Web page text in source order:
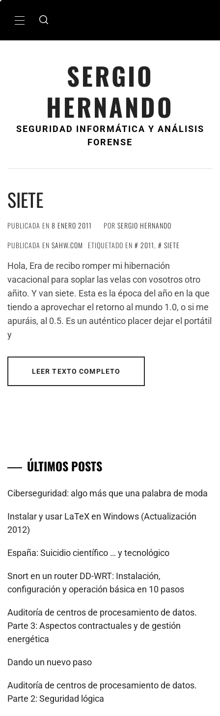
MenÃº
SERGIO
HERNANDO
SEGURIDAD INFORMÁTICA Y ANÁLISIS
FORENSE
SIETE
PUBLICADA EN 8 ENERO 2011 POR SERGIO HERNANDO
PUBLICADA EN SAHW.COM ETIQUETADO EN 2011,
SIETE
Hola, Era de recibo romper mi hibernación
vacacional para soplar las velas con vosotros otro
añito. Y van siete. Esta es la época del año en la que
tiendo a aprovechar el retorno al mundo 1.0, o si me
apuráis, al 0.5. Es un auténtico placer dejar el portátil
y
LEER TEXTO COMPLETO
ÚLTIMOS POSTS
Ciberseguridad: algo más que una palabra de moda
Instalar y usar LaTeX en Windows (Actualización
2012)
España: Suicidio científico … y tecnológico
Snort en un router DD-WRT: Instalación,
configuración y operación básica en 10 pasos
Auditoría de centros de procesamiento de datos.
Parte 3: Aspectos contractuales y de gestión
energética
Dando un nuevo paso
Auditoría de centros de procesamiento de datos.
Parte 2: Seguridad lógica